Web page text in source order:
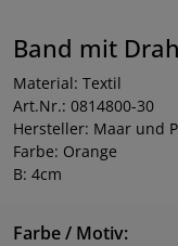
Band mit
Material: Textil
Art.Nr.: 0814800-30
Hersteller: Maar und
Farbe: Orange
B: 4cm
Farbe / Motiv: